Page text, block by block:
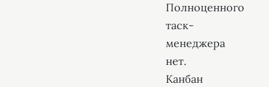
Полноценного
таск-
менеджера
нет.
Канбан